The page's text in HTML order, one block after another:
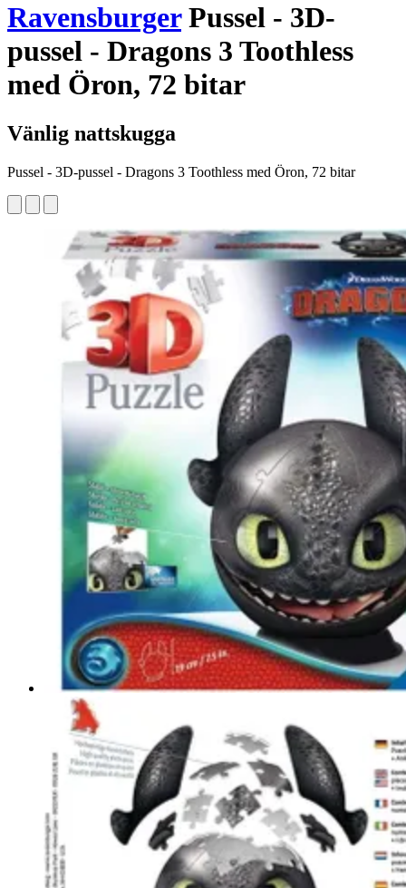
RavensburgerPussel - 3D-
pussel - Dragons 3 Toothless
med Öron, 72 bitar
Vänlig nattskugga
Pussel - 3D-pussel - Dragons 3 Toothless med Öron, 72 bitar